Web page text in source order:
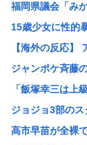
人気アニメ「メ
【速報】140kg
【悲報】キヨ、
【悲報】みぃち
【悲報】日本人
【画像】女子高
【画像】
福岡県議会「み
15歳少女に性的
【海外の反応】
ジャンポケ斉藤
「飯塚幸三は
ジョジョ3部の
高市早苗が全裸